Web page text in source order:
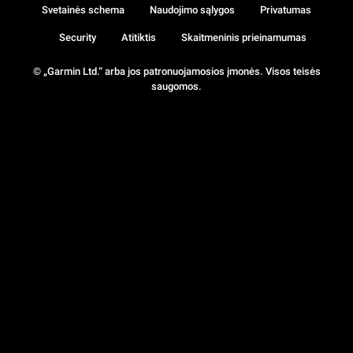
© „Garmin Ltd.“ arba jos patronuojamosios įmonės. Visos teisės
saugomos.
Svetainės schema Naudojimo sąlygos Privatumas
Security Atitiktis Skaitmeninis prieinamumas